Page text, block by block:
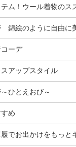
ム！ウール着物のス
錦絵のように自由に
ーデ
アップスタイル
ひとえおび～
め
でお出かけをもっと